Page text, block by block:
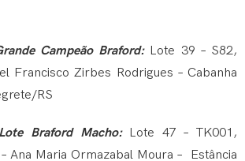
Campeão Braford: Lote 39 – S82,
Francisco Zirbes Rodrigues – Cabanha
RS
Braford Macho: Lote 47 – TK001,
Ana Maria Ormazabal Moura – Estância